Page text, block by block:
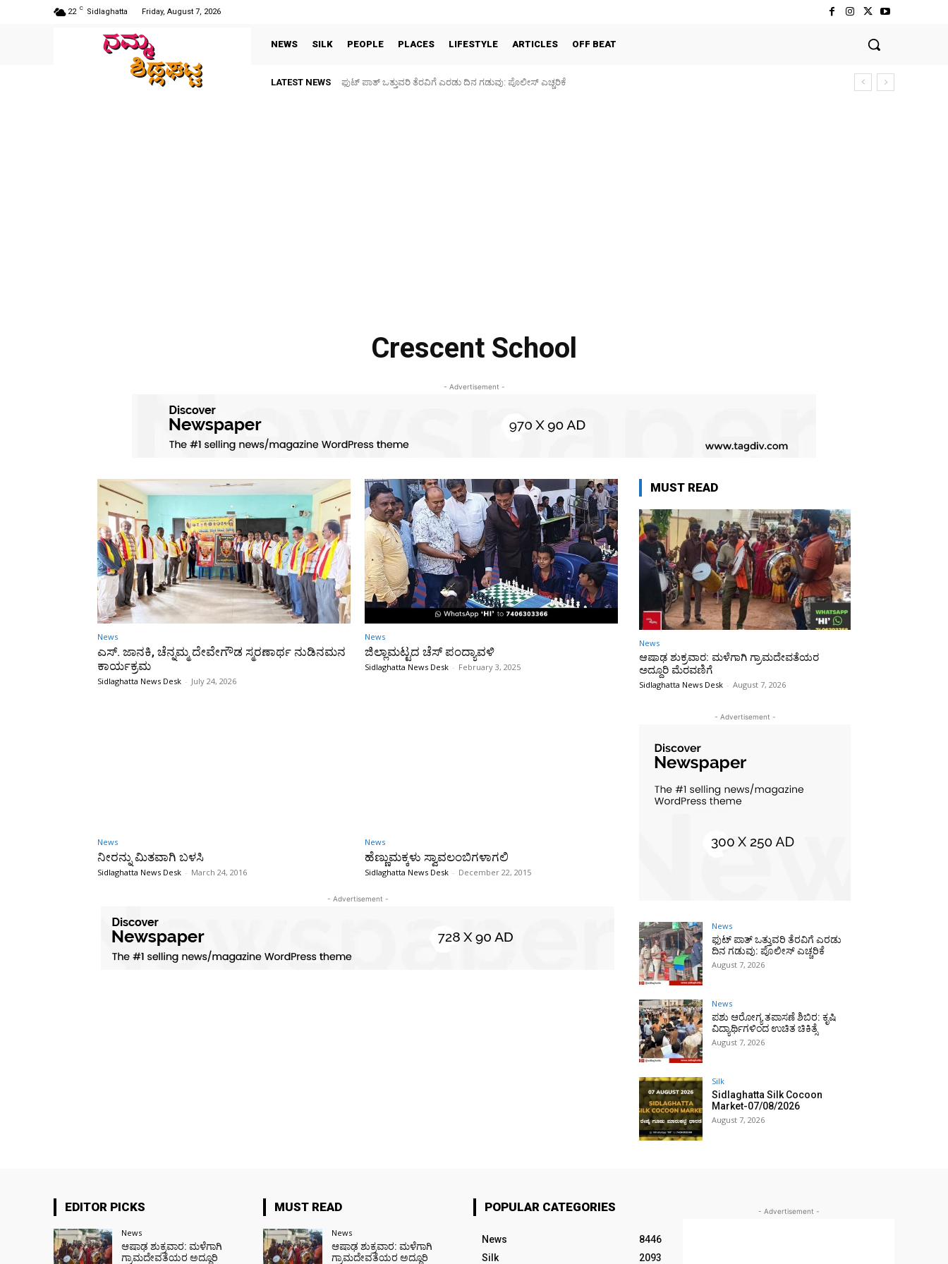
22 C Sidlaghatta Friday, August 7, 2026
NEWS SILK PEOPLE PLACES LIFESTYLE ARTICLES OFF BEAT
LATEST NEWS ಫುಟ್‌ ಪಾತ್ ಒತ್ತುವರಿ ತೆರವಿಗೆ ಎರಡು ದಿನ ಗಡುವು: ಪೊಲೀಸ್ ಎಚ್ಚರಿಕೆ
Crescent School
- Advertisement -
News
ಎಸ್. ಜಾನಕಿ, ಚೆನ್ನಮ್ಮ ದೇವೇಗೌಡ ಸ್ಮರಣಾರ್ಥ ನುಡಿನಮನ
ಕಾರ್ಯಕ್ರಮ
Sidlaghatta News Desk - July 24, 2026
News
ಜಿಲ್ಲಾಮಟ್ಟದ ಚೆಸ್ ಪಂದ್ಯಾವಳಿ
Sidlaghatta News Desk - February 3, 2025
News
ನೀರನ್ನು ಮಿತವಾಗಿ ಬಳಸಿ
Sidlaghatta News Desk - March 24, 2016
News
ಹೆಣ್ಣುಮಕ್ಕಳು ಸ್ವಾವಲಂಬಿಗಳಾಗಲಿ
Sidlaghatta News Desk - December 22, 2015
- Advertisement -
MUST READ
News
ಆಷಾಢ ಶುಕ್ರವಾರ: ಮಳೆಗಾಗಿ ಗ್ರಾಮದೇವತೆಯರ
ಅದ್ದೂರಿ ಮೆರವಣಿಗೆ
Sidlaghatta News Desk - August 7, 2026
- Advertisement -
News
ಫುಟ್‌ ಪಾತ್ ಒತ್ತುವರಿ ತೆರವಿಗೆ ಎರಡು
ದಿನ ಗಡುವು: ಪೊಲೀಸ್ ಎಚ್ಚರಿಕೆ
August 7, 2026
News
ಪಶು ಆರೋಗ್ಯ ತಪಾಸಣೆ ಶಿಬಿರ: ಕೃಷಿ
ವಿದ್ಯಾರ್ಥಿಗಳಿಂದ ಉಚಿತ ಚಿಕಿತ್ಸೆ
August 7, 2026
Silk
Sidlaghatta Silk Cocoon
Market-07/08/2026
August 7, 2026
EDITOR PICKS
News
ಆಷಾಢ ಶುಕ್ರವಾರ: ಮಳೆಗಾಗಿ
ಗ್ರಾಮದೇವತೆಯರ ಅದ್ದೂರಿ
MUST READ
News
ಆಷಾಢ ಶುಕ್ರವಾರ: ಮಳೆಗಾಗಿ
ಗ್ರಾಮದೇವತೆಯರ ಅದ್ದೂರಿ
POPULAR CATEGORIES
News
8446
Silk
2093
- Advertisement -